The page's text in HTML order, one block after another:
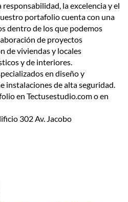
la excelencia y el
portafolio cuenta con una
dentro de los que podemos
de proyectos
de viviendas y locales
y de interiores.
en diseño y
instalaciones de alta seguridad.
en Tectusestudio.com o en
302 Av. Jacobo